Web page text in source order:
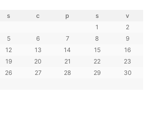
s c p s
v
1
2
5 6 7 8
9
12 13 14 15
16
19 20 21 22
23
26 27 28 29
30